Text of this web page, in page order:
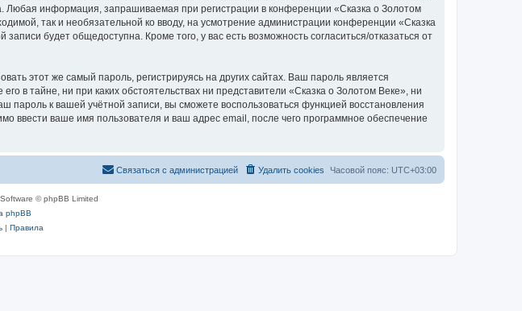
информация, запрашиваемая при регистрации в конференции «Сказка о Золотом
так и необязательной ко вводу, на усмотрение администрации конференции «Сказка
будет общедоступна. Кроме того, у вас есть возможность согласиться/отказаться от
этот же самый пароль, регистрируясь на других сайтах. Ваш пароль является
в тайне, ни при каких обстоятельствах ни представители «Сказка о Золотом Веке», ни
пароль к вашей учётной записи, вы сможете воспользоваться функцией восстановления
ваше имя пользователя и ваш адрес email, после чего программное обеспечение
Часовой пояс: UTC+03:00
Удалить cookies
Связаться с администрацией
© phpBB Limited
phpBB
| Правила